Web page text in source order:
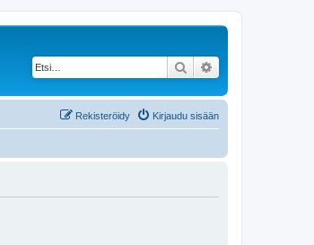
Etsi
Kirjaudu sisään
Rekisteröidy